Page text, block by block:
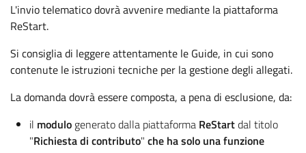
L'invio telematico dovrà avvenire mediante la piattaforma
ReStart.
Si consiglia di leggere attentamente le Guide, in cui sono
contenute le istruzioni tecniche per la gestione degli allegati.
La domanda dovrà essere composta, a pena di esclusione, da:
il modulo generato dalla piattaforma ReStartdal titolo
"Richiesta di contributo" che ha solo una funzione